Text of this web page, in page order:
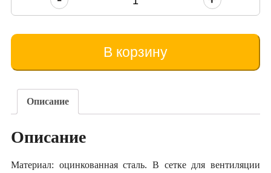
Количество
товара
Plasă
stupului
В корзину
Описание
Описание
Материал: оцинкованная сталь. В сетке для вентиляции